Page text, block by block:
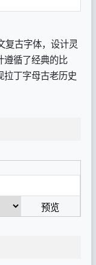
古字体，设计灵
遵循了经典的比
丁字母古老历史
预览